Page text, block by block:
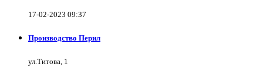
17-02-2023 09:37
Производство Перил
ул.Титова, 1